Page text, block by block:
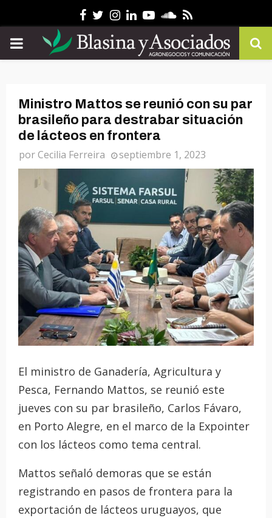
Facebook
Twitter
Instagram
Linkedin
YoutubeSoundcloud
Rss
PRIMARY
Ministro Mattos se reunió con su par
brasileño para destrabar situación
de lácteos en frontera
porCecilia Ferreira septiembre 1, 2023
El ministro de Ganadería, Agricultura y
Pesca, Fernando Mattos, se reunió este
jueves con su par brasileño, Carlos Fávaro,
en Porto Alegre, en el marco de la Expointer
con los lácteos como tema central.
Mattos señaló demoras que se están
registrando en pasos de frontera para la
exportación de lácteos uruguayos, que